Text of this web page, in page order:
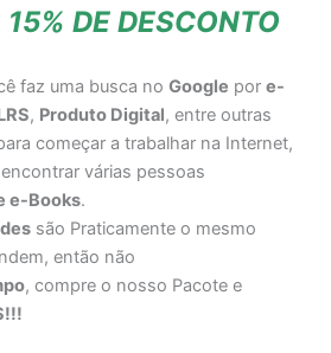
DE DESCONTO
faz uma busca noGoogle pore-
, Produto Digital, entre outras
começar a trabalhar na Internet,
várias pessoas
e-Books.
são Praticamente o mesmo
então não
, compre o nosso Pacote e